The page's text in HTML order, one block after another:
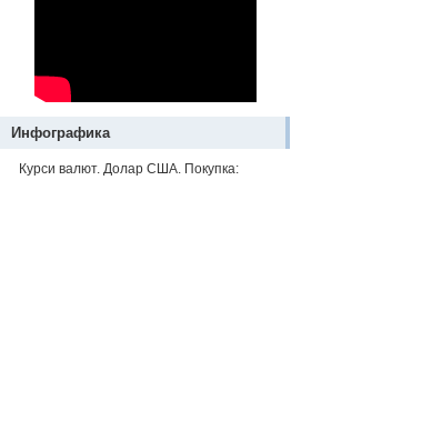
Инфографика
Курси валют. Долар США. Покупка: